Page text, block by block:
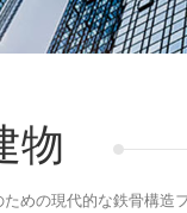
物
めの現代的な鉄骨構造